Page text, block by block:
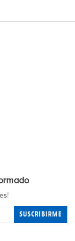
SUSCRIBIRME